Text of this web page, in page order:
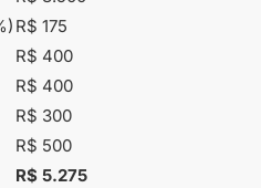
R$ 175
R$ 400
R$ 400
R$ 300
R$ 500
R$ 5.275